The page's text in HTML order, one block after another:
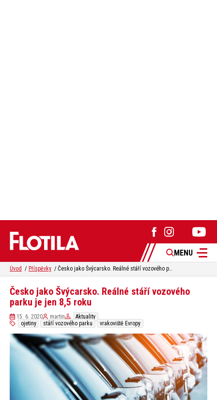
MENU
Úvod Příspěvky Česko jako Švýcarsko. Reálné stáří vozového parku je jen 8,5 roku
Česko jako Švýcarsko. Reálné stáří vozového
parku je jen 8,5 roku
15. 6. 2020 martin
Aktuality
ojetiny
stáří vozového parku vrakoviště Evropy